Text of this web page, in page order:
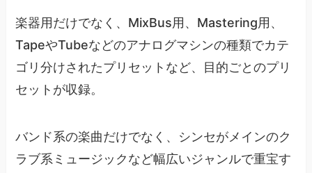
楽器用だけでなく、MixBus用、Mastering用、
TapeやTubeなどのアナログマシンの種類でカテ
ゴリ分けされたプリセットなど、目的ごとのプリ
セットが収録。
バンド系の楽曲だけでなく、シンセがメインのク
ラブ系ミュージックなど幅広いジャンルで重宝す